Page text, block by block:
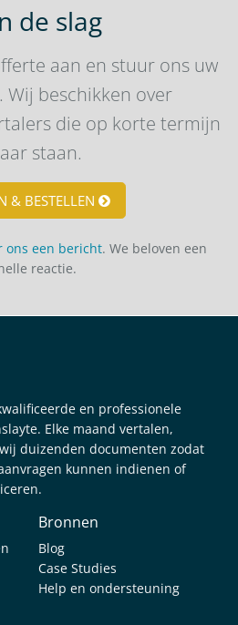
de slag
aan en stuur ons uw
Wij beschikken over
die op korte termijn
staan.
& BESTELLEN
ons een bericht. We beloven een
reactie.
en professionele
Elke maand vertalen,
duizenden documenten zodat
kunnen indienen of
Bronnen
Blog
Case Studies
Help en ondersteuning